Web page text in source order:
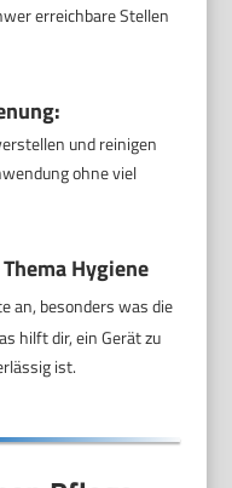
erreichbare Stellen
und reinigen
ohne viel
Hygiene
an, besonders was die
hilft dir, ein Gerät zu
ist.